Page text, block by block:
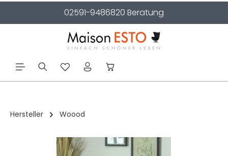
02591-9486820 Beratung
Hersteller Woood
Bildergalerie überspringen